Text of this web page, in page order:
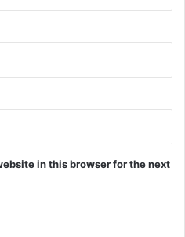
in this browser for the next